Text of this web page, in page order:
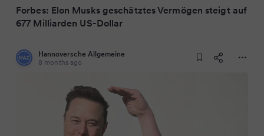
Forbes: Elon Musks geschätztes Vermögen steigt auf
677 Milliarden US-Dollar
Hannoversche Allgemeine
8 months ago